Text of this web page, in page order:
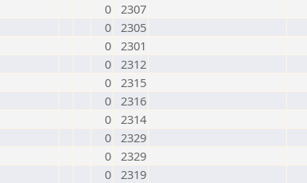
0 2307
0 2305
0 2301
0 2312
0 2315
0 2316
0 2314
0 2329
0 2329
0 2319